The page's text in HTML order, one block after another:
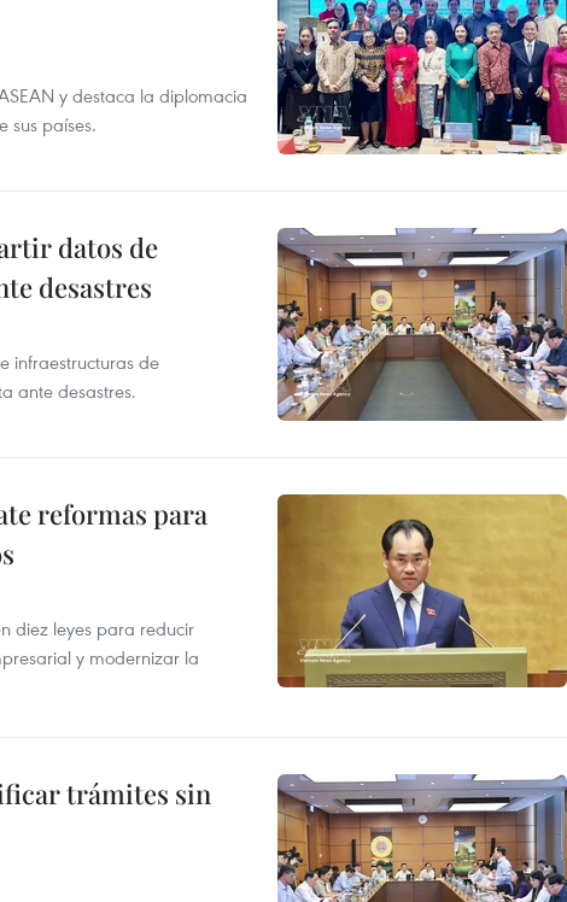
y destaca la diplomacia
sus países.
datos de
desastres
infraestructuras de
ante desastres.
reformas para
diez leyes para reducir
y modernizar la
trámites sin